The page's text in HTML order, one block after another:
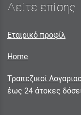
Δείτε επίσης
Εταιρικό προφίλ
Home
Τραπεζικοί
έως 24 άτοκες